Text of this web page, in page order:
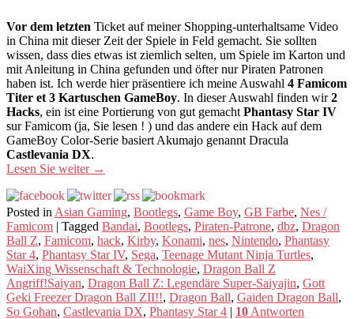
Vor dem letzten Ticket auf meiner Shopping-unterhaltsame Video
in China mit dieser Zeit der Spiele in Feld gemacht. Sie sollten
wissen, dass dies etwas ist ziemlich selten, um Spiele im Karton und
mit Anleitung in China gefunden und öfter nur Piraten Patronen
haben ist. Ich werde hier präsentiere ich meine Auswahl 4 Famicom
Titer et 3 Kartuschen GameBoy. In dieser Auswahl finden wir2
Hacks, ein ist eine Portierung von gut gemacht Phantasy Star IV
sur Famicom (ja, Sie lesen ! ) und das andere ein Hack auf dem
GameBoy Color-Serie basiert Akumajo genannt Dracula
Castlevania DX.
Lesen Sie weiter →
Posted in Asian Gaming, Bootlegs, Game Boy, GB Farbe, Nes /
Famicom | Tagged Bandai, Bootlegs, Piraten-Patrone, dbz, Dragon
Ball Z, Famicom, hack, Kirby, Konami, nes, Nintendo, Phantasy
Star 4, Phantasy Star IV, Sega, Teenage Mutant Ninja Turtles,
WaiXing Wissenschaft & Technologie, Dragon Ball Z
Angriff!Saiyan, Dragon Ball Z: Legendäre Super-Saiyajin, Gott
Geki Freezer Dragon Ball ZII!!, Dragon Ball, Gaiden Dragon Ball,
So Gohan, Castlevania DX, Phantasy Star 4 | 10 Antworten